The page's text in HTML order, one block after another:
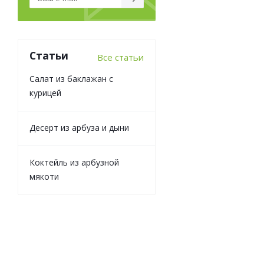
Статьи Все статьи
Салат из баклажан с
курицей
Десерт из арбуза и дыни
Коктейль из арбузной
мякоти